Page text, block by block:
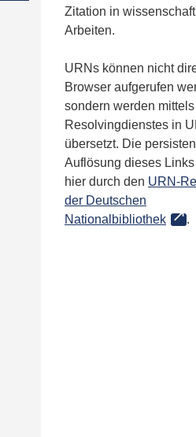
Zitation in
Arbeiten.
URNs können nicht
Browser aufgerufen
sondern werden
Resolvingdienstes in
übersetzt. Die
Auflösung dieses
hier durch den URN-
der Deutschen
Nationalbibliothek
.